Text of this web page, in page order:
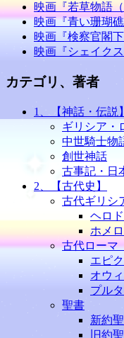
映画『若草物語（
映画『青い珊瑚
映画『検察官閣下
映画『シェイクス
カテゴリ、著者
1、【神話・伝説】
ギリシア・
中世騎士物
創世神話
古事記・日
2、【古代史】
古代ギリシ
ヘロ
ホメ
古代ローマ
エピ
オウ
プル
聖書
新約
旧約